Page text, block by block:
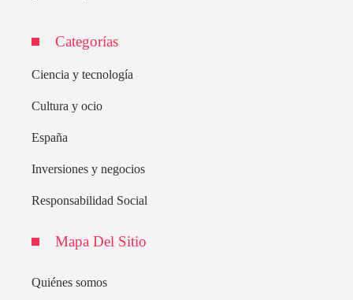
Categorías
Ciencia y tecnología
Cultura y ocio
España
Inversiones y negocios
Responsabilidad Social
Mapa Del Sitio
Quiénes somos